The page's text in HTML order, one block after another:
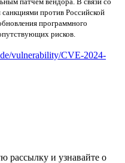
против Российской
программного
рисков.
vulnerability/CVE-2024-
рассылку и узнавайте о